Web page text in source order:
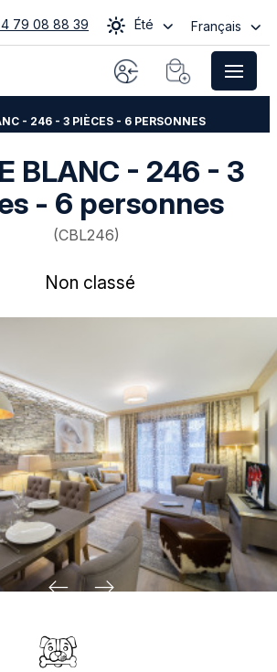
79 08 88 39 Été Français
- 246 - 3 PIÈCES - 6 PERSONNES
BLANC - 246 - 3
- 6 personnes
(CBL246)
Non classé